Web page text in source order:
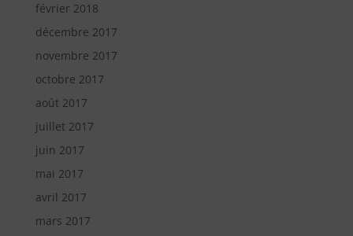
février 2018
décembre 2017
novembre 2017
octobre 2017
août 2017
juillet 2017
juin 2017
mai 2017
avril 2017
mars 2017